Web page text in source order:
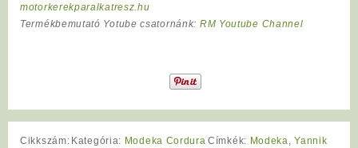
motorkerekparalkatresz.hu
Termékbemutató Yotube csatornánk: RM Youtube Channel
Cikkszám: Kategória: Modeka Cordura Címkék: Modeka,Yannik